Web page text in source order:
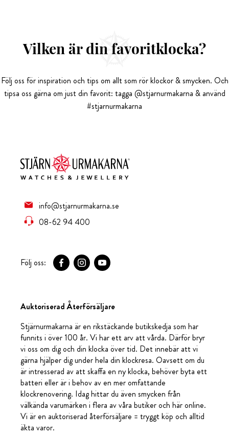
Vilken är din favoritklocka?
Följ oss för inspiration och tips om allt som rör klockor & smycken. Och
tipsa oss gärna om just din favorit: tagga @stjarnurmakarna & använd
#stjarnurmakarna
info@stjarnurmakarna.se
08-62 94 400
Följ oss:
Auktoriserad Återförsäljare
Stjärnurmakarna är en rikstäckande butikskedja som har
funnits i över 100 år. Vi har ett arv att vårda. Därför bryr
vi oss om dig och din klocka över tid. Det innebär att vi
gärna hjälper dig under hela din klockresa. Oavsett om du
är intresserad av att skaffa en ny klocka, behöver byta ett
batteri eller är i behov av en mer omfattande
klockrenovering. Idag hittar du även smycken från
välkända varumärken i flera av våra butiker och här online.
Vi är en auktoriserad återförsäljare = tryggt köp och alltid
äkta varor.